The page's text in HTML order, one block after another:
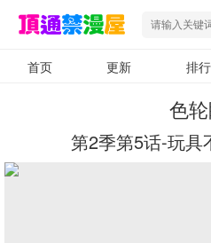
首页 更新 排行
色
第2季第5话-玩具